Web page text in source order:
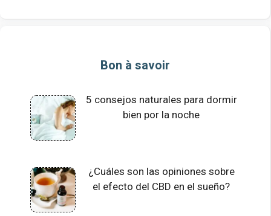
Bon à savoir
5 consejos naturales para dormir
bien por la noche
¿Cuáles son las opiniones sobre
el efecto del CBD en el sueño?